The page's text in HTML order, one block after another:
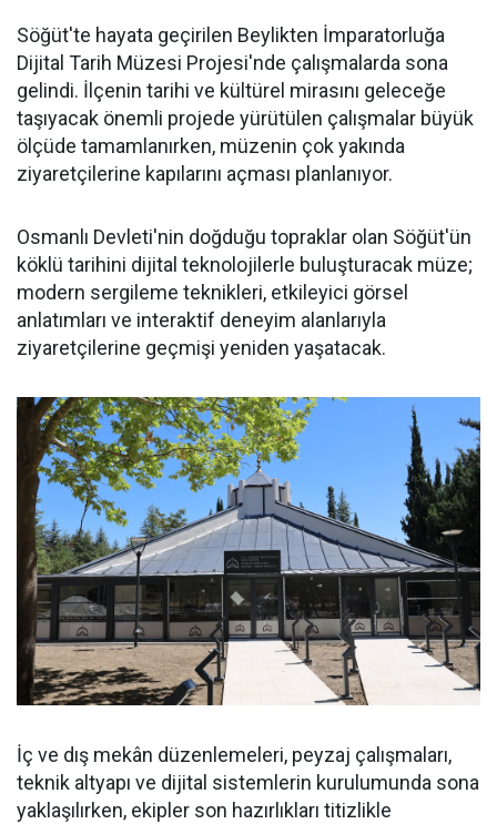
Söğüt'te hayata geçirilen Beylikten İmparatorluğa
Dijital Tarih Müzesi Projesi'nde çalışmalarda sona
gelindi. İlçenin tarihi ve kültürel mirasını geleceğe
taşıyacak önemli projede yürütülen çalışmalar büyük
ölçüde tamamlanırken, müzenin çok yakında
ziyaretçilerine kapılarını açması planlanıyor.
Osmanlı Devleti'nin doğduğu topraklar olan Söğüt'ün
köklü tarihini dijital teknolojilerle buluşturacak müze;
modern sergileme teknikleri, etkileyici görsel
anlatımları ve interaktif deneyim alanlarıyla
ziyaretçilerine geçmişi yeniden yaşatacak.
İç ve dış mekân düzenlemeleri, peyzaj çalışmaları,
teknik altyapı ve dijital sistemlerin kurulumunda sona
yaklaşılırken, ekipler son hazırlıkları titizlikle